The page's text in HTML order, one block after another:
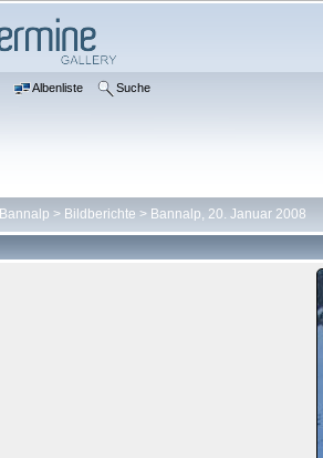
Albenliste Suche
Bannalp > Bildberichte > Bannalp, 20. Januar 2008